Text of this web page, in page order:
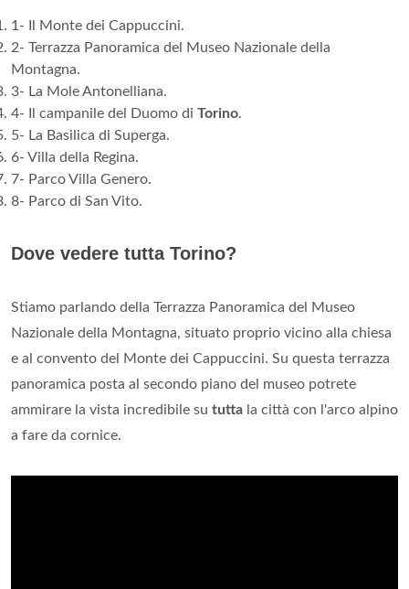
1- Il Monte dei Cappuccini.
2- Terrazza Panoramica del Museo Nazionale della
Montagna.
3- La Mole Antonelliana.
4- Il campanile del Duomo di Torino.
5- La Basilica di Superga.
6- Villa della Regina.
7- Parco Villa Genero.
8- Parco di San Vito.
Dove vedere tutta Torino?
Stiamo parlando della Terrazza Panoramica del Museo
Nazionale della Montagna, situato proprio vicino alla chiesa
e al convento del Monte dei Cappuccini. Su questa terrazza
panoramica posta al secondo piano del museo potrete
ammirare la vista incredibile su tutta la città con l'arco alpino
a fare da cornice.